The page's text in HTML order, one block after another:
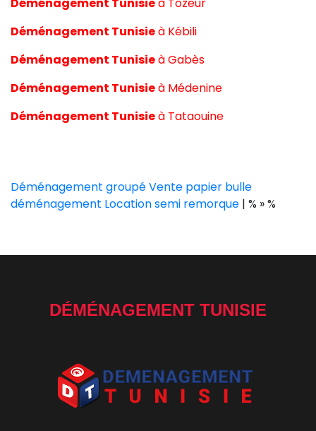
Déménagement Tunisieà Kébili
Déménagement TunisieàGabès
Déménagement Tunisieà Médenine
Déménagement Tunisieà Tataouine
Déménagement groupéVente papier bulle
déménagement Location semi remorque | % » %
DÉMÉNAGEMENT TUNISIE